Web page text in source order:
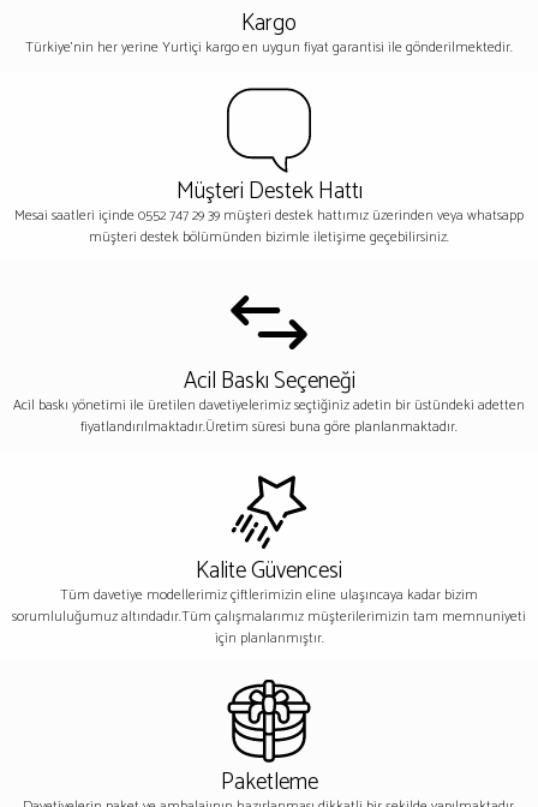
Kargo
Türkiye'nin her yerine Yurtiçi kargo en uygun fiyat garantisi ile gönderilmektedir.
Müşteri Destek Hattı
Mesai saatleri içinde 0552 747 29 39 müşteri destek hattımız üzerinden veya whatsapp
müşteri destek bölümünden bizimle iletişime geçebilirsiniz.
Acil Baskı Seçeneği
Acil baskı yönetimi ile üretilen davetiyelerimiz seçtiğiniz adetin bir üstündeki adetten
fiyatlandırılmaktadır.Üretim süresi buna göre planlanmaktadır.
Kalite Güvencesi
Tüm davetiye modellerimiz çiftlerimizin eline ulaşıncaya kadar bizim
sorumluluğumuz altındadır.Tüm çalışmalarımız müşterilerimizin tam memnuniyeti
için planlanmıştır.
Paketleme